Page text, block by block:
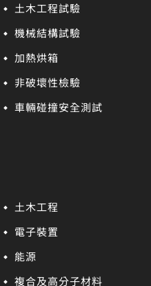
土木工程試驗
機械結構試驗
加熱烘箱
非破壞性檢驗
車輛碰撞安全測試
土木工程
電子裝置
能源
複合及高分子材料